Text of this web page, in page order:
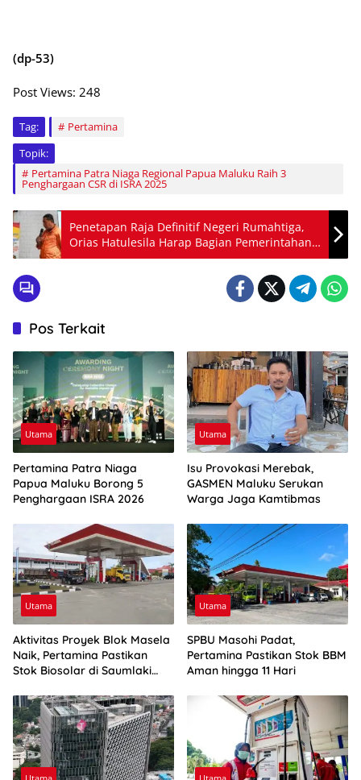
(dp-53)
Post Views: 248
Tag:
Pertamina
Topik:
Pertamina Patra Niaga Regional Papua Maluku Raih 3
Penghargaan CSR di ISRA 2025
Penetapan Raja Definitif Negeri Rumahtiga,
Orias Hatulesila Harap Bagian Pemerintahan
Serius
Pos Terkait
Utama
Pertamina Patra Niaga
Papua Maluku Borong 5
Penghargaan ISRA 2026
Utama
Isu Provokasi Merebak,
GASMEN Maluku Serukan
Warga Jaga Kamtibmas
Utama
Aktivitas Proyek Blok Masela
Naik, Pertamina Pastikan
Stok Biosolar di Saumlaki
Utama
SPBU Masohi Padat,
Pertamina Pastikan Stok BBM
Aman hingga 11 Hari